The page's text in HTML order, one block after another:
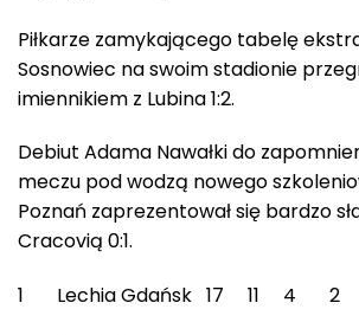
Piłkarze zamykającego tabelę
Sosnowiec na swoim stadionie
imiennikiem z Lubina 1:2.
Debiut Adama Nawałki do
meczu pod wodzą nowego
Poznań zaprezentował się bardzo
Cracovią 0:1.
1 Lechia Gdańsk 17 11 4